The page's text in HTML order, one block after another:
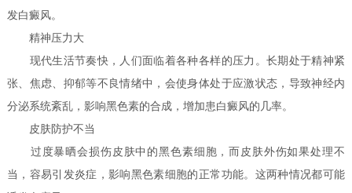
发白癜风。
精神压力大
现代生活节奏快，人们面临着各种各样的压力。长期处于精神紧
张、焦虑、抑郁等不良情绪中，会使身体处于应激状态，导致神经内
分泌系统紊乱，影响黑色素的合成，增加患白癜风的几率。
皮肤防护不当
过度暴晒会损伤皮肤中的黑色素细胞，而皮肤外伤如果处理不
当，容易引发炎症，影响黑色素细胞的正常功能。这两种情况都可能